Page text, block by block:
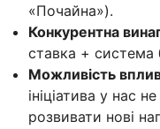
«Почайна»).
Конкурентна
ставка + система
Можливість
ініціатива у нас
розвивати нові